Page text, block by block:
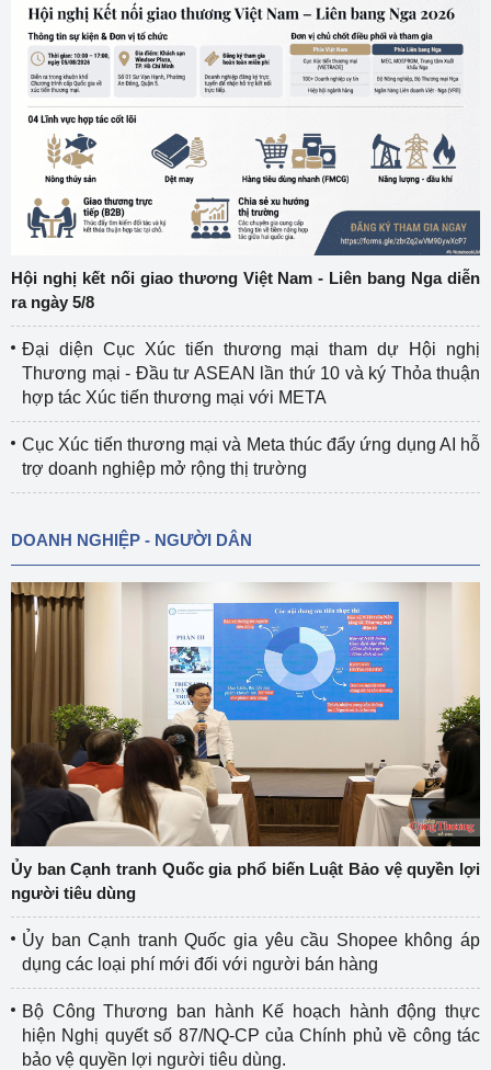
Hội nghị kết nối giao thương Việt Nam - Liên bang Nga diễn
ra ngày 5/8
Đại diện Cục Xúc tiến thương mại tham dự Hội nghị
Thương mại - Đầu tư ASEAN lần thứ 10 và ký Thỏa thuận
hợp tác Xúc tiến thương mại với META
Cục Xúc tiến thương mại và Meta thúc đẩy ứng dụng AI hỗ
trợ doanh nghiệp mở rộng thị trường
DOANH NGHIỆP - NGƯỜI DÂN
Ủy ban Cạnh tranh Quốc gia phổ biến Luật Bảo vệ quyền lợi
người tiêu dùng
Ủy ban Cạnh tranh Quốc gia yêu cầu Shopee không áp
dụng các loại phí mới đối với người bán hàng
Bộ Công Thương ban hành Kế hoạch hành động thực
hiện Nghị quyết số 87/NQ-CP của Chính phủ về công tác
bảo vệ quyền lợi người tiêu dùng.